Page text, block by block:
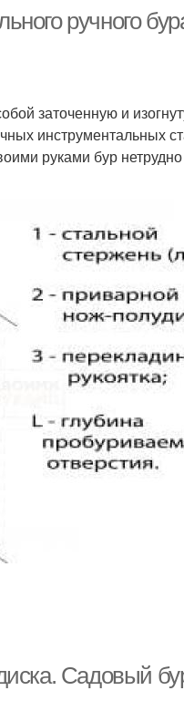
ручного
заточенную и
инструментальных
руками бур
Садовый